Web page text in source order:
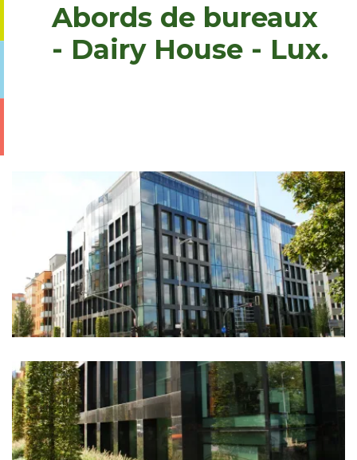
Abords de bureaux
- Dairy House - Lux.